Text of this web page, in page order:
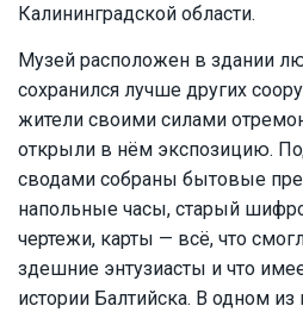
Калининградской области.
Музей расположен в здании
сохранился лучше других
жители своими силами
открыли в нём экспозицию.
сводами собраны бытовые
напольные часы, старый
чертежи, карты — всё, что
здешние энтузиасты и что
истории Балтийска. В одном